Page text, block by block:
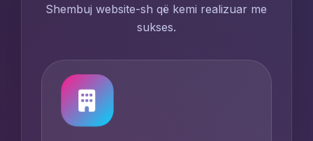
Shembuj website-sh që kemi realizuar me
sukses.